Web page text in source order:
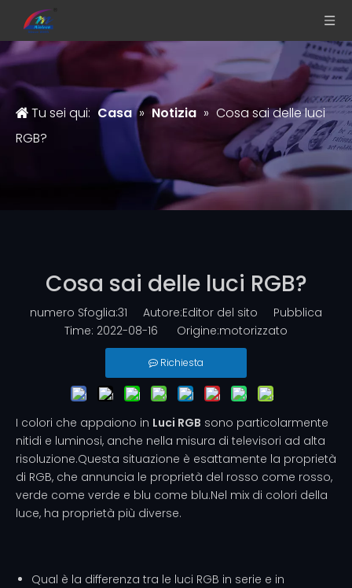
Tu sei qui: Casa » Notizia » Cosa sai delle luci
RGB?
Cosa sai delle luci RGB?
numero Sfoglia:31 Autore:Editor del sito Pubblica
Time: 2022-08-16 Origine:motorizzato
Richiesta
I colori che appaiono in Luci RGB sono particolarmente
nitidi e luminosi, anche nella misura di televisori ad alta
risoluzione.Questa situazione è esattamente la proprietà
di RGB, che annuncia le proprietà del rosso come rosso,
verde come verde e blu come blu.Nel mix di colori della
luce, ha proprietà più diverse.
Qual è la differenza tra le luci RGB in serie e in